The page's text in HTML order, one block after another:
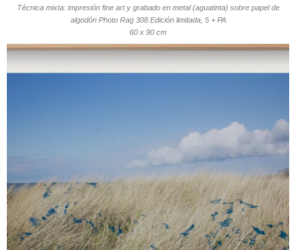
Técnica mixta: impresión fine art y grabado en metal (aguatinta) sobre papel de
algodón Photo Rag 308 Edición limitada, 5 + PA
60 x 90 cm